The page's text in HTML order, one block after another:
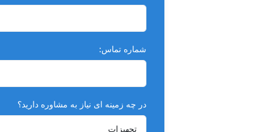
شماره تماس:
در چه زمینه ای نیاز به مشاوره دارید؟